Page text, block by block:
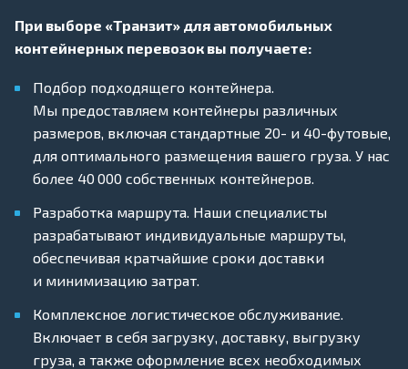
При выборе «Транзит» для автомобильных
контейнерных перевозок вы получаете:
Подбор подходящего контейнера.
Мы предоставляем контейнеры различных
размеров, включая стандартные 20- и 40-футовые,
для оптимального размещения вашего груза. У нас
более 40 000 собственных контейнеров.
Разработка маршрута. Наши специалисты
разрабатывают индивидуальные маршруты,
обеспечивая кратчайшие сроки доставки
и минимизацию затрат.
Комплексное логистическое обслуживание.
Включает в себя загрузку, доставку, выгрузку
груза, а также оформление всех необходимых